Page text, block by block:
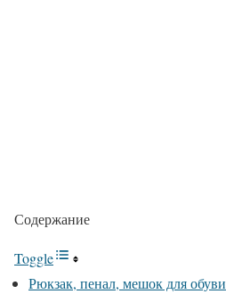
Содержание
Toggle
Рюкзак, пенал, мешок для обуви